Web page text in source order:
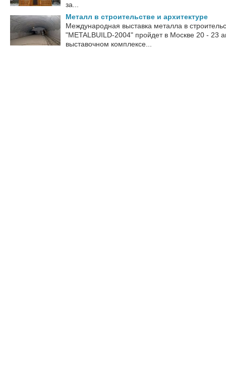
за...
Металл в строительстве и архитектуре
Международная выставка металла в
"METALBUILD-2004" пройдет в Москве 20 - 23
выставочном комплексе...